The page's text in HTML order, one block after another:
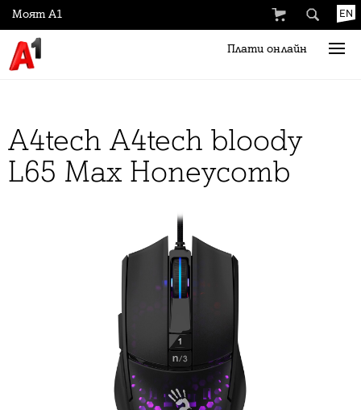
EN
Плати онлайн
Моят А1
A4tech A4tech bloody
L65 Max Honeycomb